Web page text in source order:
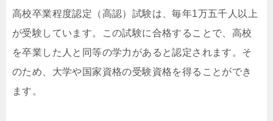
高校卒業程度認定（高認）試験は、毎年1万五千人以上
が受験しています。この試験に合格することで、高校
を卒業した人と同等の学力があると認定されます。そ
のため、大学や国家資格の受験資格を得ることができ
ます。